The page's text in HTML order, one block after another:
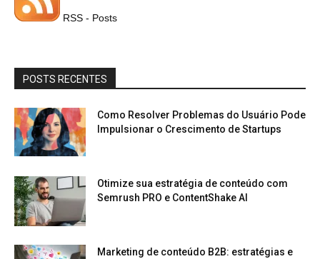
RSS - Posts
POSTS RECENTES
Como Resolver Problemas do Usuário Pode
Impulsionar o Crescimento de Startups
Otimize sua estratégia de conteúdo com
Semrush PRO e ContentShake AI
Marketing de conteúdo B2B: estratégias e